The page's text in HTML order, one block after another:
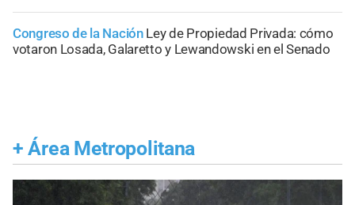
Congreso de la Nación Ley de Propiedad Privada: cómo
votaron Losada, Galaretto y Lewandowski en el Senado
+ Área Metropolitana